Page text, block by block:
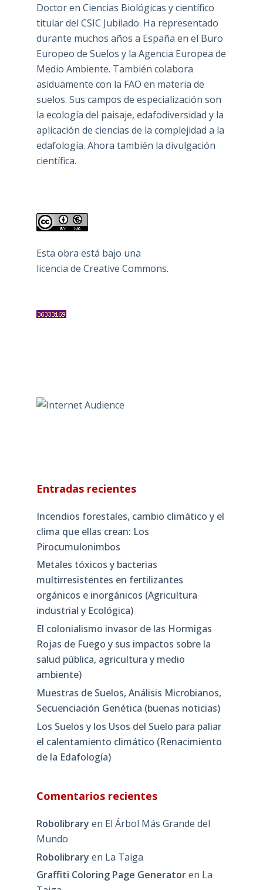
Doctor en Ciencias Biológicas y científico
titular del CSIC Jubilado. Ha representado
durante muchos años a España en el Buro
Europeo de Suelos y la Agencia Europea de
Medio Ambiente. También colabora
asiduamente con la FAO en materia de
suelos. Sus campos de especialización son
la ecología del paisaje, edafodiversidad y la
aplicación de ciencias de la complejidad a la
edafología. Ahora también la divulgación
científica.
Esta obra está bajo una
licencia de Creative Commons.
Entradas recientes
Incendios forestales, cambio climático y el
clima que ellas crean: Los
Pirocumulonimbos
Metales tóxicos y bacterias
multirresistentes en fertilizantes
orgánicos e inorgánicos (Agricultura
industrial y Ecológica)
El colonialismo invasor de las Hormigas
Rojas de Fuego y sus impactos sobre la
salud pública, agricultura y medio
ambiente)
Muestras de Suelos, Análisis Microbianos,
Secuenciación Genética (buenas noticias)
Los Suelos y los Usos del Suelo para paliar
el calentamiento climático (Renacimiento
de la Edafología)
Comentarios recientes
Robolibrary en El Árbol Más Grande del
Mundo
Robolibrary en La Taiga
Graffiti Coloring Page Generatoren La